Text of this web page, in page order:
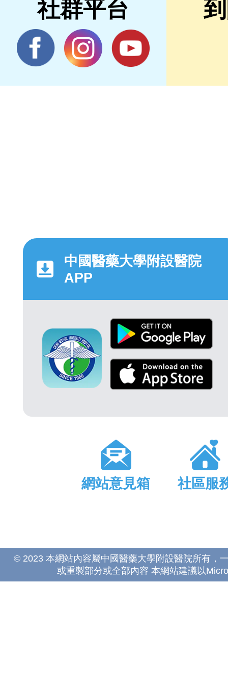
社群平台
中國醫藥大學附設醫院
APP
網站意見箱 社區服
© 2023 本網站內容屬中國醫藥大學附設醫院所有，
或重製部分或全部內容 本網站建議以